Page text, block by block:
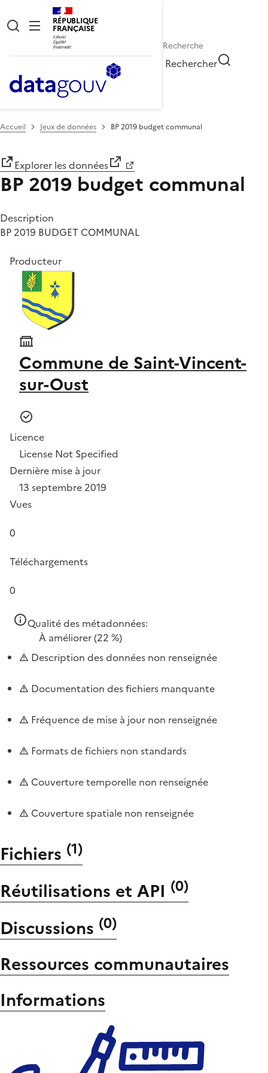
RÉPUBLIQUE
FRANÇAISE
Rechercher
Accueil Jeux de données BP 2019 budget communal
Explorer les données
BP 2019 budget communal
Description
BP 2019 BUDGET COMMUNAL
Producteur
Commune de Saint-Vincent-
sur-Oust
Licence
License Not Specified
Dernière mise à jour
13 septembre 2019
Vues
0
Téléchargements
0
Qualité des métadonnées:
À améliorer(22 %)
Description des données non renseignée
Documentation des fichiers manquante
Fréquence de mise à jour non renseignée
Formats de fichiers non standards
Couverture temporelle non renseignée
Couverture spatiale non renseignée
Fichiers (1)
Réutilisations et API (0)
Discussions (0)
Ressources communautaires
Informations